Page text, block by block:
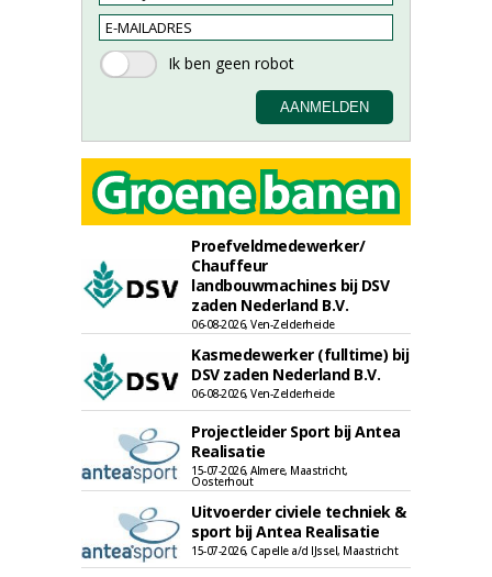
Proefveldmedewerker/
Chauffeur
landbouwmachines bij DSV
zaden Nederland B.V.
06-08-2026, Ven-Zelderheide
Kasmedewerker (fulltime) bij
DSV zaden Nederland B.V.
06-08-2026, Ven-Zelderheide
Projectleider Sport bij Antea
Realisatie
15-07-2026, Almere, Maastricht,
Oosterhout
Uitvoerder civiele techniek &
sport bij Antea Realisatie
15-07-2026, Capelle a/d IJssel, Maastricht